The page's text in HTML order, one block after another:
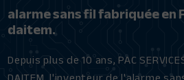
alarme sans fil fabriquée en
daitem.
Depuis plus de 10 ans, PAC